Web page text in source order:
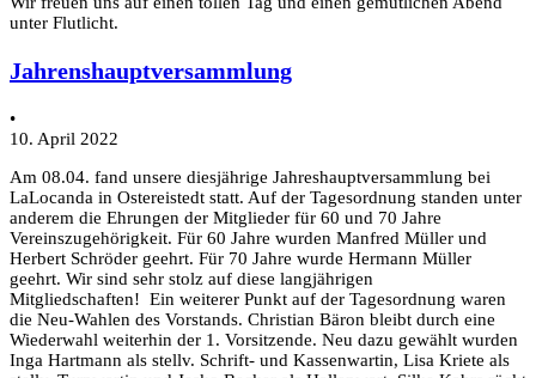
unter Flutlicht.
Jahrenshauptversammlung
•
10. April 2022
Am 08.04. fand unsere diesjährige Jahreshauptversammlung bei
LaLocanda in Ostereistedt statt. Auf der Tagesordnung standen unter
anderem die Ehrungen der Mitglieder für 60 und 70 Jahre
Vereinszugehörigkeit. Für 60 Jahre wurden Manfred Müller und
Herbert Schröder geehrt. Für 70 Jahre wurde Hermann Müller
geehrt. Wir sind sehr stolz auf diese langjährigen
Mitgliedschaften! Ein weiterer Punkt auf der Tagesordnung waren
die Neu-Wahlen des Vorstands. Christian Bäron bleibt durch eine
Wiederwahl weiterhin der 1. Vorsitzende. Neu dazu gewählt wurden
Inga Hartmann als stellv. Schrift- und Kassenwartin, Lisa Kriete als